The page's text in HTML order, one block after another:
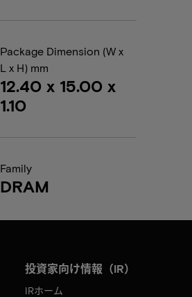
Package Dimension (W x
L x H) mm
12.40 x 15.00 x
1.10
Family
DRAM
投資家向け情報（IR）
IRホーム